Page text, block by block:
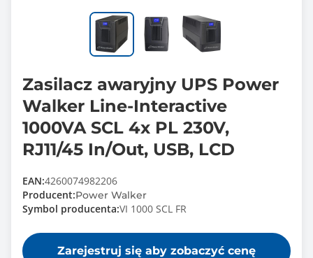
Zasilacz awaryjny UPS Power
Walker Line-Interactive
1000VA SCL 4x PL 230V,
RJ11/45 In/Out, USB, LCD
EAN:4260074982206
Producent:Power Walker
Symbol producenta:VI 1000 SCL FR
Zarejestruj się aby zobaczyć cenę